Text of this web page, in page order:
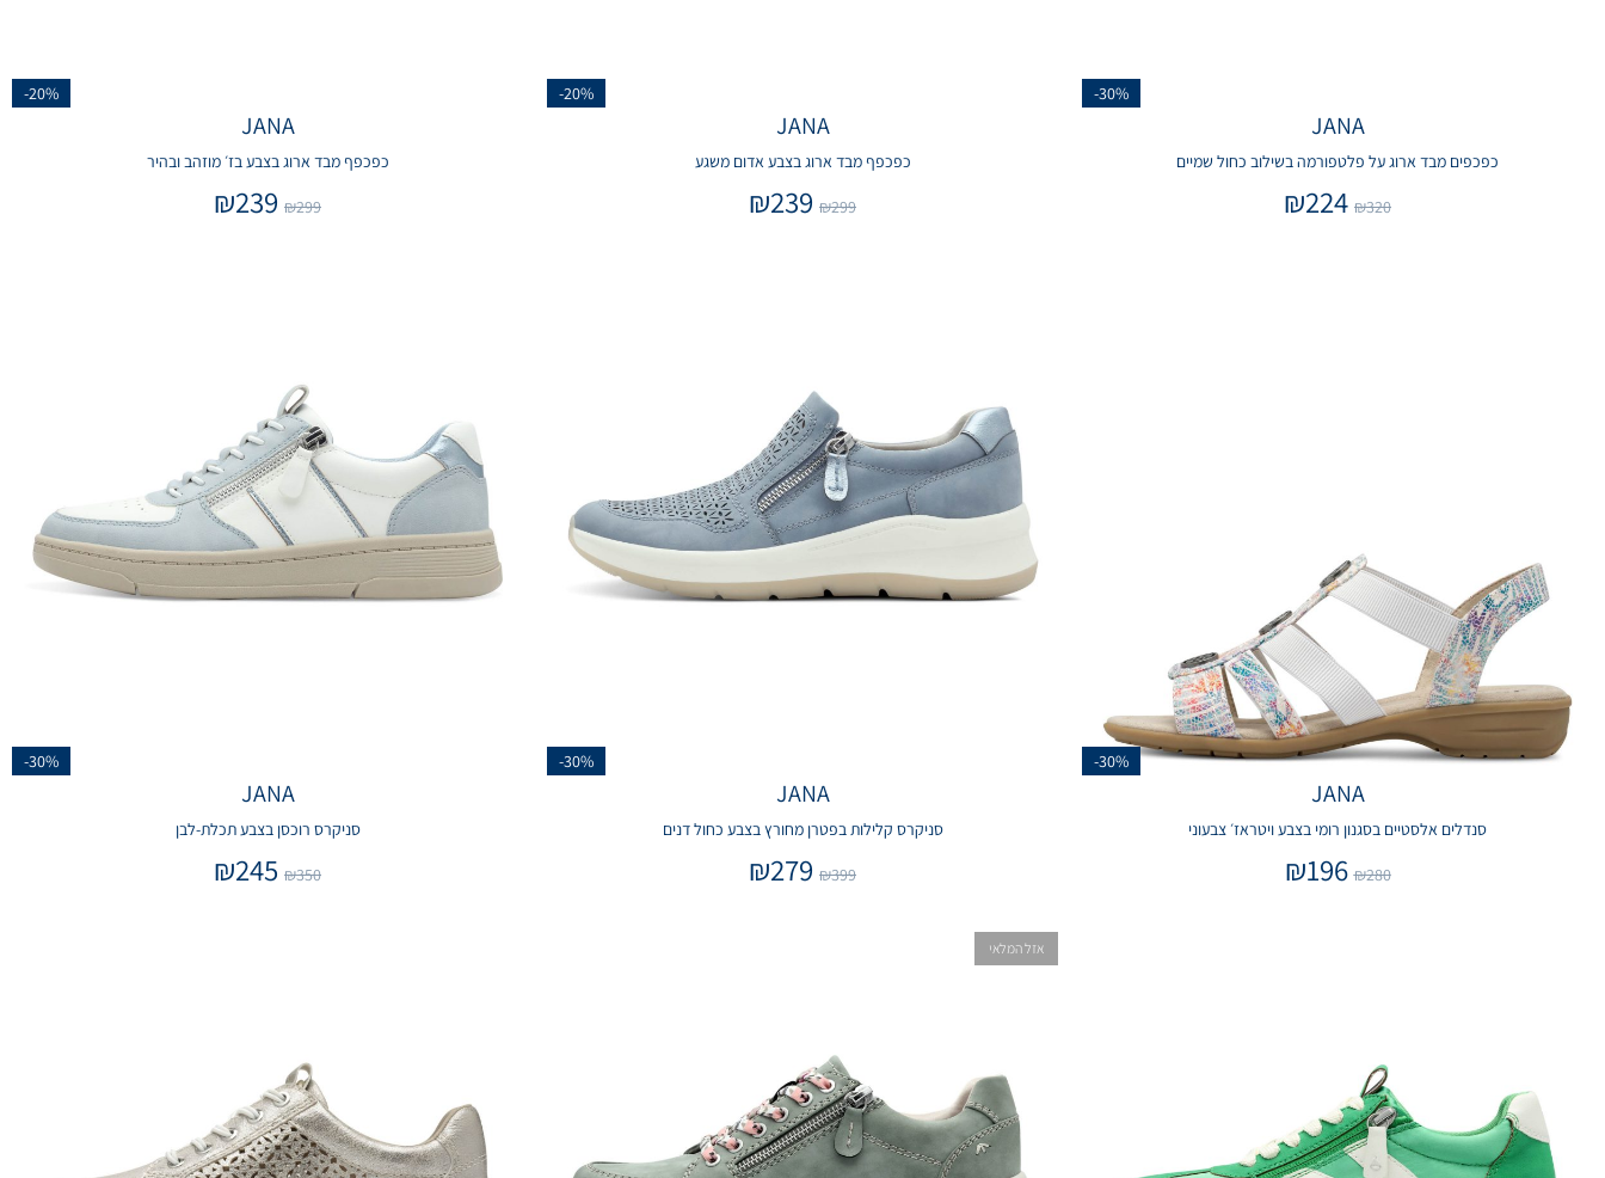
-30%
JANA
כפכפים מבד ארוג על פלטפורמה בשילוב כחול שמיים
₪320
₪224
-20%
JANA
כפכפף מבד ארוג בצבע אדום משגע
₪299
₪239
-20%
JANA
כפכפף מבד ארוג בצבע בז׳ מוזהב ובהיר
₪299
₪239
-30%
JANA
סנדלים אלסטיים בסגנון רומי בצבע ויטראז׳ צבעוני
₪280
₪196
-30%
JANA
סניקרס קלילות בפטרן מחורץ בצבע כחול דנים
₪399
₪279
-30%
JANA
סניקרס רוכסן בצבע תכלת-לבן
₪350
₪245
אזל המלאי